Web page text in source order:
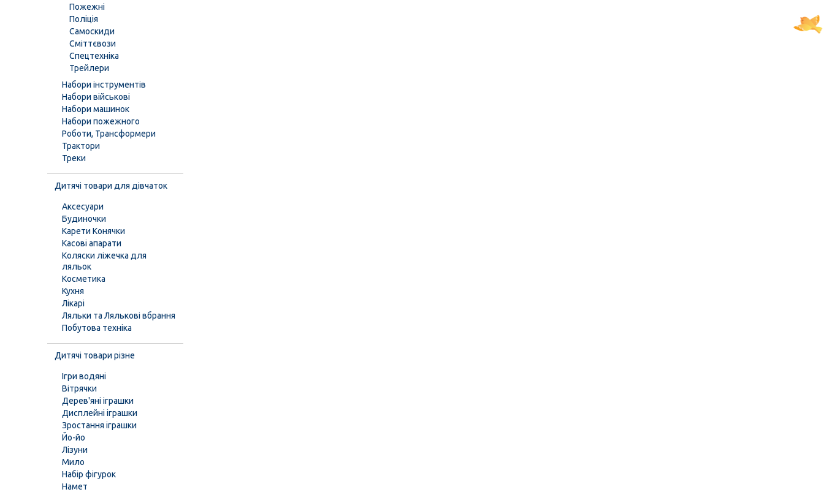
Пожежні
Поліція
Самоскиди
Сміттєвози
Спецтехніка
Трейлери
Набори інструментів
Набори військові
Набори машинок
Набори пожежного
Роботи, Трансформери
Трактори
Треки
Дитячі товари для дівчаток
Аксесуари
Будиночки
Карети Конячки
Касові апарати
Коляски ліжечка для
ляльок
Косметика
Кухня
Лікарі
Ляльки та Лялькові вбрання
Побутова техніка
Дитячі товари різне
Ігри водяні
Вітрячки
Дерев'яні іграшки
Дисплейні іграшки
Зростання іграшки
Йо-йо
Лізуни
Мило
Набір фігурок
Намет